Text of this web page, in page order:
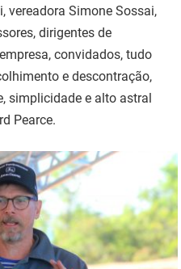
vereadora Simone Sossai,
dirigentes de
convidados, tudo
e descontração,
simplicidade e alto astral
Pearce.